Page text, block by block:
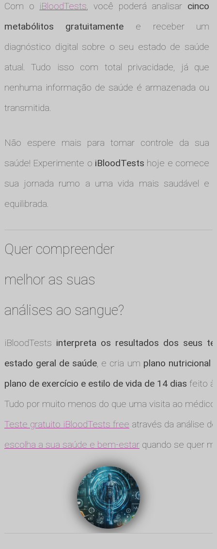
Com o iBloodTests, você poderá analisar cinco
metabólitos gratuitamente e receber um
diagnóstico digital sobre o seu estado de saúde
atual. Tudo isso com total privacidade, já que
nenhuma informação de saúde é armazenada ou
transmitida.
Não espere mais para tomar controle da sua
saúde! Experimente o iBloodTests hoje e comece
sua jornada rumo a uma vida mais saudável e
equilibrada.
Quer compreender
melhor as suas
análises ao sangue?
iBloodTests interpreta os resultados dos seus
estado geral de saúde, e cria um plano nutricional
plano de exercício e estilo de vida de 14 dias feito à
Tudo por muito menos do que uma visita ao médico.
Teste gratuito iBloodTests free através da análise
escolha a sua saúde e bem-estarquando se quer